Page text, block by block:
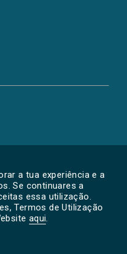
a tua experiência e a
Se continuares a
essa utilização.
Termos de Utilização
aqui.